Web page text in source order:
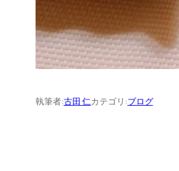
執筆者:古田 仁カテゴリ:ブログ